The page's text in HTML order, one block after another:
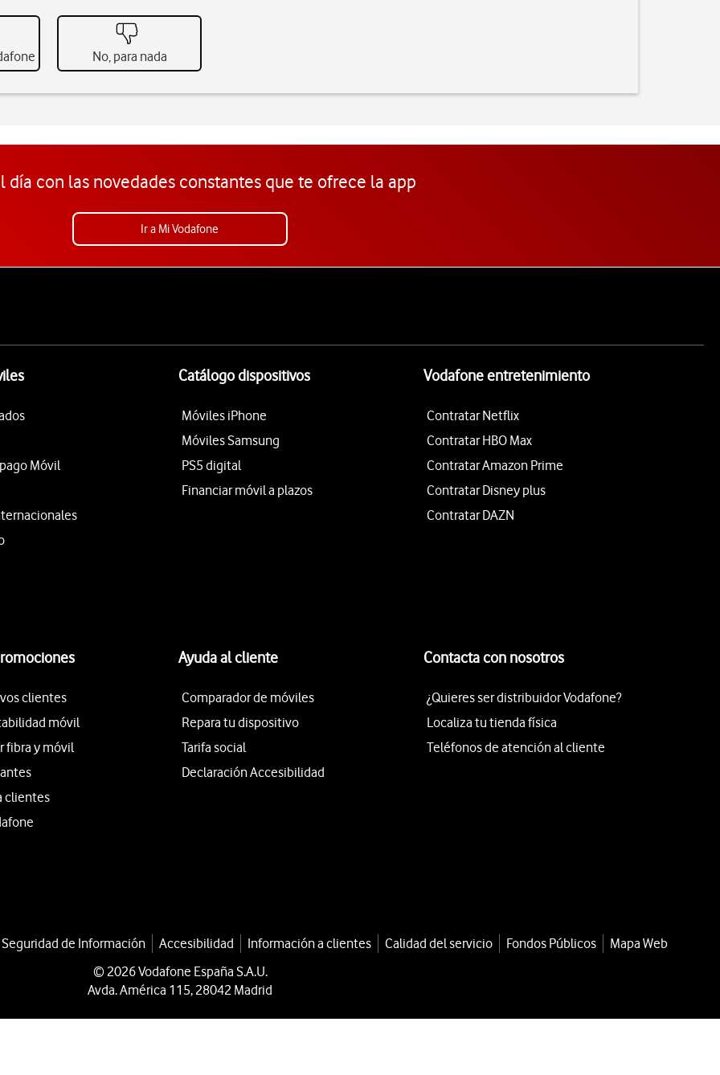
No, para nada
día con las novedades constantes que te ofrece la app
Ir a Mi Vodafone
Móvil
Catálogo dispositivos
Móviles iPhone
Móviles Samsung
PS5 digital
Financiar móvil a plazos
Vodafone entretenimiento
Contratar Netflix
Contratar HBO Max
Contratar Amazon Prime
Contratar Disney plus
Contratar DAZN
clientes
móvil
fibra y móvil
clientes
Ayuda al cliente
Comparador de móviles
Repara tu dispositivo
Tarifa social
Declaración Accesibilidad
Contacta con nosotros
¿Quieres ser distribuidor Vodafone?
Localiza tu tienda física
Teléfonos de atención al cliente
de Información Accesibilidad Información a clientes Calidad del servicio Fondos Públicos
Mapa Web
© 2026 Vodafone España S.A.U.
Avda. América 115, 28042 Madrid